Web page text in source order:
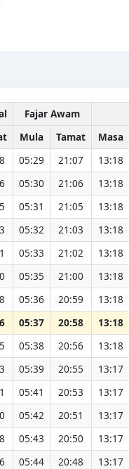
Fajar Awam
Mula Tamat Masa
05:29 21:07 13:18
05:30 21:06 13:18
05:31 21:05 13:18
05:32 21:03 13:18
05:33 21:02 13:18
05:35 21:00 13:18
05:36 20:59 13:18
05:37 20:58 13:18
05:38 20:56 13:18
05:39 20:55 13:17
05:41 20:53 13:17
05:42 20:51 13:17
05:43 20:50 13:17
05:44 20:48 13:17